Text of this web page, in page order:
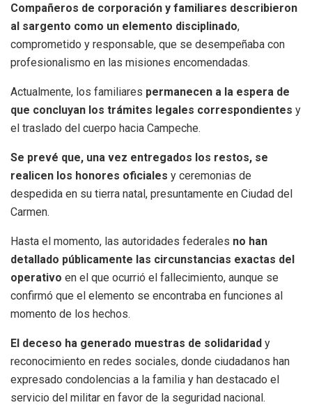
Compañeros de corporación y familiares describieron
al sargento como un elemento disciplinado,
comprometido y responsable, que se desempeñaba con
profesionalismo en las misiones encomendadas.
Actualmente, los familiares permanecen a la espera de
que concluyan los trámites legales correspondientes y
el traslado del cuerpo hacia Campeche.
Se prevé que, una vez entregados los restos, se
realicen los honores oficiales y ceremonias de
despedida en su tierra natal, presuntamente en Ciudad del
Carmen.
Hasta el momento, las autoridades federales no han
detallado públicamente las circunstancias exactas del
operativo en el que ocurrió el fallecimiento, aunque se
confirmó que el elemento se encontraba en funciones al
momento de los hechos.
El deceso ha generado muestras de solidaridad y
reconocimiento en redes sociales, donde ciudadanos han
expresado condolencias a la familia y han destacado el
servicio del militar en favor de la seguridad nacional.